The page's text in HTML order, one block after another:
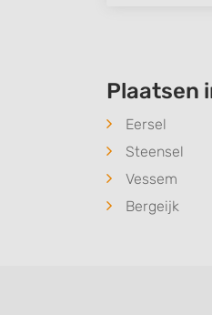
Plaatsen
Eersel
Steensel
Vessem
Bergeijk
Develop and improve